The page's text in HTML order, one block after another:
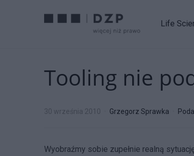
Life
Tooling nie
30 września 2010 Grzegorz Sprawka
Wyobraźmy sobie zupełnie realną